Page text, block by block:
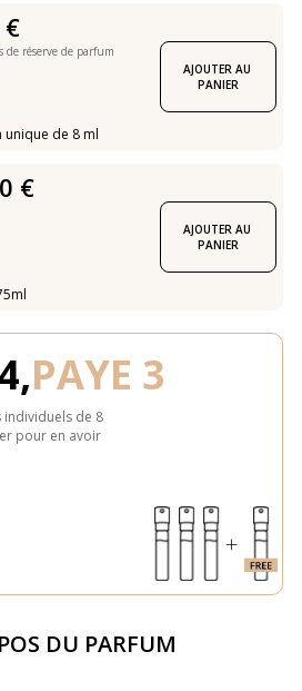
€
de réserve de parfum
unique de 8 ml
AJOUTER AU
PANIER
€
AJOUTER AU
PANIER
PAYE 3
de 8
pour en avoir
DU PARFUM